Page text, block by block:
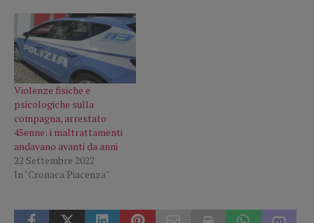
Violenze fisiche e
psicologiche sulla
compagna, arrestato
45enne: i maltrattamenti
andavano avanti da anni
22 Settembre 2022
In "Cronaca Piacenza"